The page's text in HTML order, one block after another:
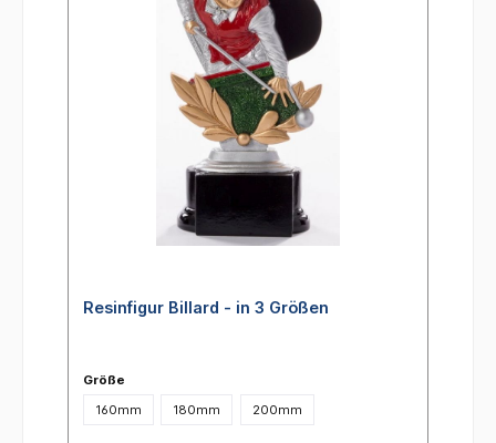
Resinfigur Billard - in 3 Größen
Größe
160mm
180mm 200mm